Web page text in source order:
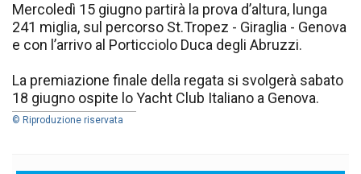
Mercoledì 15 giugno partirà la prova d’altura, lunga
241 miglia, sul percorso St.Tropez - Giraglia - Genova
e con l’arrivo al Porticciolo Duca degli Abruzzi.
La premiazione finale della regata si svolgerà sabato
18 giugno ospite lo Yacht Club Italiano a Genova.
© Riproduzione riservata